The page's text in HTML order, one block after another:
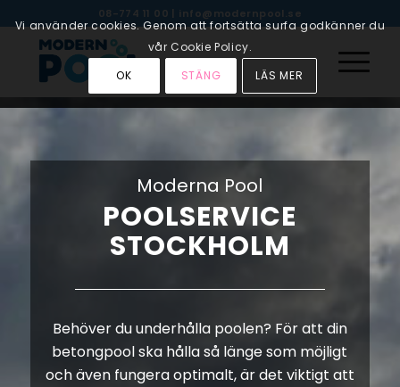
08-774 11 00 | info@modernpool.se
Moderna Pool
POOLSERVICE
STOCKHOLM
Behöver du underhålla poolen? För att din
betongpool ska hålla så länge som möjligt
och även fungera optimalt, är det viktigt att
Vi använder cookies. Genom att fortsätta surfa godkänner du
vår Cookie Policy.
OK
STÄNG LÄS MER